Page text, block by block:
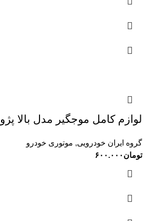
لوازم کامل موجگیر مدل بالا پژو405-سمند(XU7-XU7P-EF7)-پژو پارس تیپ 5 TPCO (1903109007)
گروه ایران خودرویی, موتوری خودرو
تومان ۶۰۰.۰۰۰